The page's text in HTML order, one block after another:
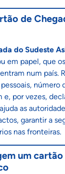
de
do Sudeste
em papel, que
num país.
número
e, por vezes,
as
garantir a
nas fronteiras.
um